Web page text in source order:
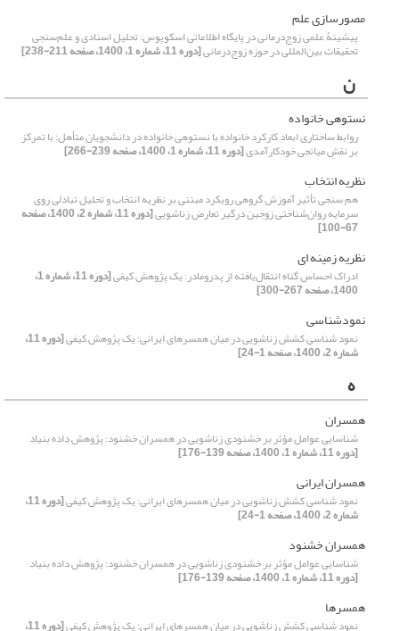
مصورسازی علم
پیشینۀ علمی زوج‌درمانی در پایگاه اطلاعاتی اسکوپوس: تحلیل اسنادی و علم‌سنجی
تحقیقات بین‌المللی در حوزه زوج‌درمانی[دوره 11، شماره 1، 1400، صفحه 211-238]
ن
نستوهی خانواده
روابط ساختاری ابعادِ کارکرد خانواده با نستوهی خانواده در دانشجویان متأهل: با تمرکز
بر نقشِ میانجی خودکارآمدی[دوره 11، شماره 1، 1400، صفحه 239-266]
نظریه انتخاب
هم سنجی تأثیر آموزش گروهی رویکرد مبتنی بر نظریه انتخاب و تحلیل تبادلی روی
سرمایه روان‌شناختی زوجین درگیر تعارض زناشویی [دوره 11، شماره 2، 1400، صفحه
67-100]
نظریه زمینه ‏ای
ادراک احساس گناه انتقال‌یافته از پدرومادر: یک پژوهش کیفی [دوره 11، شماره 1،
1400، صفحه 267-300]
نمودشناسی
نمود شناسی کشش زناشویی در میان همسرهای ایرانی: یک پژوهش کیفی [دوره 11،
شماره 2، 1400، صفحه 1-24]
ه
همسران
شناسایی عوامل مؤثر بر خشنودی زناشویی در همسران خشنود: پژوهش داده بنیاد
[دوره 11، شماره 1، 1400، صفحه 139-176]
همسران ایرانی
نمود شناسی کشش زناشویی در میان همسرهای ایرانی: یک پژوهش کیفی [دوره 11،
شماره 2، 1400، صفحه 1-24]
همسران خشنود
شناسایی عوامل مؤثر بر خشنودی زناشویی در همسران خشنود: پژوهش داده بنیاد
[دوره 11، شماره 1، 1400، صفحه 139-176]
همسرها
نمود شناسی کشش زناشویی در میان همسرهای ایرانی: یک پژوهش کیفی [دوره 11،